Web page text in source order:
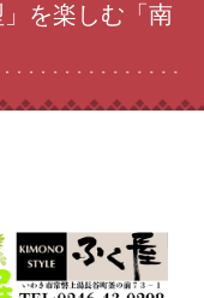
を楽しむ「南